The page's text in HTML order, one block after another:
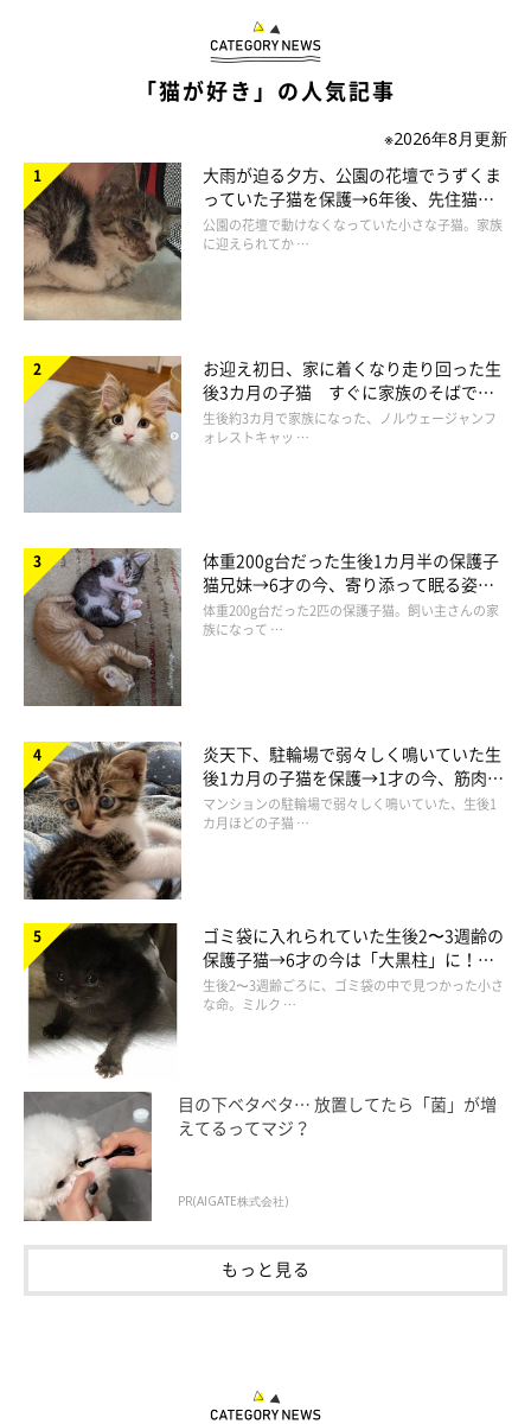
「！！！」
ところが、突然ししまるは前のめりで地面を凝視。その目線の
先には、１本のいぐさ。
私のスリッパから抜け落ちたものでした。
これまでの無関心が嘘のように、ちょんちょんちょんからのパ
ンチパンチパンチ！私はその勢いに便乗してダンボールを振って
みましたが、結局ひとり遊びは続きました。
「猫が好き」の人気記事
※2026年8月更新
大雨が迫る夕方、公園の花壇でうずくま
っていた子猫を保護→6年後、先住猫
と“姉妹”のような関係に
公園の花壇で動けなくなっていた小さな子猫。家族
に迎えられてか …
お迎え初日、家に着くなり走り回った生
後3カ月の子猫 すぐに家族のそばで落
ち着く姿に「迎えてよかった」
生後約3カ月で家族になった、ノルウェージャンフ
ォレストキャッ …
体重200g台だった生後1カ月半の保護子
猫兄妹→6才の今、寄り添って眠る姿に
ほっこり！
体重200g台だった2匹の保護子猫。飼い主さんの家
族になって …
炎天下、駐輪場で弱々しく鳴いていた生
後1カ月の子猫を保護→1才の今、筋肉質
でツンデレなコに成長
マンションの駐輪場で弱々しく鳴いていた、生後1
カ月ほどの子猫 …
ゴミ袋に入れられていた生後2〜3週齢の
保護子猫→6才の今は「大黒柱」に！
美しい黒猫に成長した姿にグッとくる
生後2〜3週齢ごろに、ゴミ袋の中で見つかった小さ
な命。ミルク …
目の下ベタベタ… 放置してたら「菌」が増
えてるってマジ？
PR(AIGATE株式会社)
もっと見る